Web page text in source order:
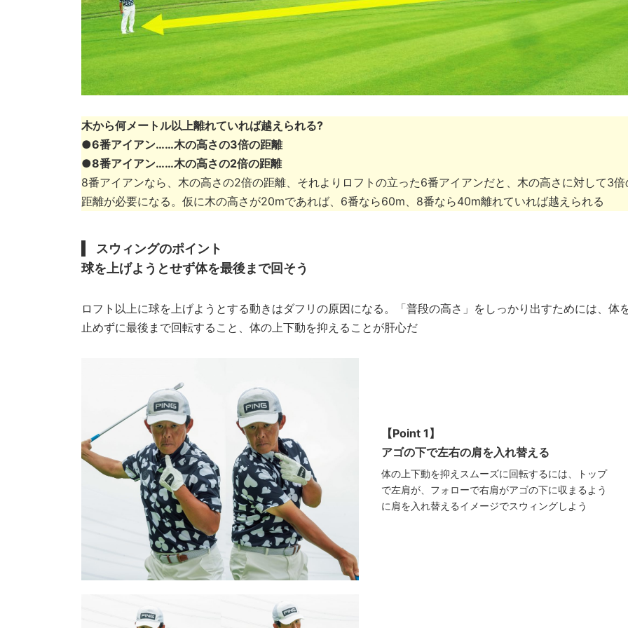
木から何メートル以上離れていれば越えられる?
●6番アイアン……木の高さの3倍の距離
●8番アイアン……木の高さの2倍の距離
8番アイアンなら、木の高さの2倍の距離、それよりロフトの立った6番アイアンだと、木の高さに対して3倍
距離が必要になる。仮に木の高さが20mであれば、6番なら60m、8番なら40m離れていれば越えられる
スウィングのポイント
球を上げようとせず体を最後まで回そう
ロフト以上に球を上げようとする動きはダフリの原因になる。「普段の高さ」をしっかり出すためには、体
止めずに最後まで回転すること、体の上下動を抑えることが肝心だ
【Point 1】
アゴの下で左右の肩を入れ替える
体の上下動を抑えスムーズに回転するには、トップ
で左肩が、フォローで右肩がアゴの下に収まるよう
に肩を入れ替えるイメージでスウィングしよう